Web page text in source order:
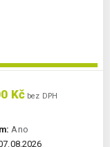
Kč bez DPH
Ano